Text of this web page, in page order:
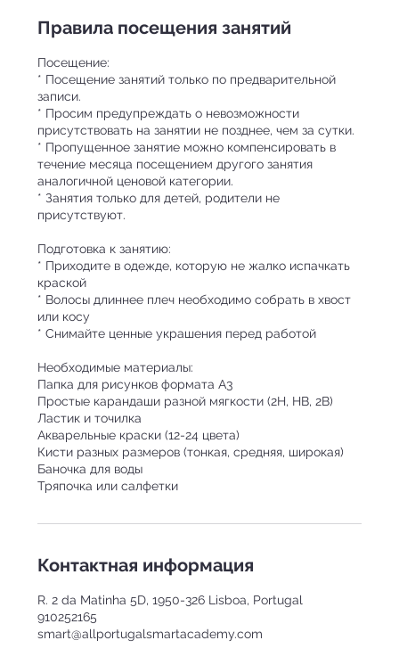
Правила посещения занятий
Посещение:
* Посещение занятий только по предварительной
записи.
* Просим предупреждать о невозможности
присутствовать на занятии не позднее, чем за сутки.
* Пропущенное занятие можно компенсировать в
течение месяца посещением другого занятия
аналогичной ценовой категории.
* Занятия только для детей, родители не
присутствуют.
Подготовка к занятию:
* Приходите в одежде, которую не жалко испачкать
краской
* Волосы длиннее плеч необходимо собрать в хвост
или косу
* Снимайте ценные украшения перед работой
Необходимые материалы:
Папка для рисунков формата А3
Простые карандаши разной мягкости (2H, HB, 2B)
Ластик и точилка
Акварельные краски (12-24 цвета)
Кисти разных размеров (тонкая, средняя, широкая)
Баночка для воды
Контактная информация
R. 2 da Matinha 5D, 1950-326 Lisboa, Portugal
910252165
smart@allportugalsmartacademy.com